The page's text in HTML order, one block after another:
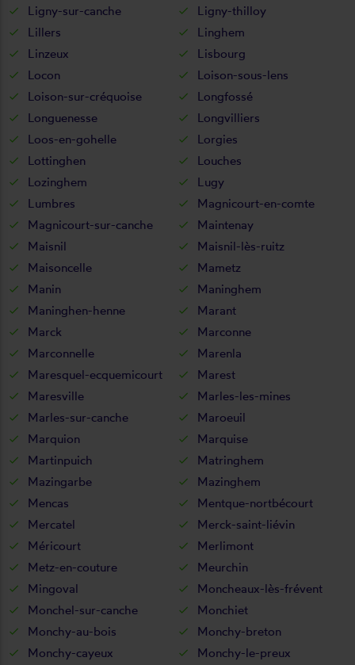
Ligny-sur-canche
Ligny-thilloy
Lillers
Linghem
Linzeux
Lisbourg
Locon
Loison-sous-lens
Loison-sur-créquoise
Longfossé
Longuenesse
Longvilliers
Loos-en-gohelle
Lorgies
Lottinghen
Louches
Lozinghem
Lugy
Lumbres
Magnicourt-en-comte
Magnicourt-sur-canche
Maintenay
Maisnil
Maisnil-lès-ruitz
Maisoncelle
Mametz
Manin
Maninghem
Maninghen-henne
Marant
Marck
Marconne
Marconnelle
Marenla
Maresquel-ecquemicourt
Marest
Maresville
Marles-les-mines
Marles-sur-canche
Maroeuil
Marquion
Marquise
Martinpuich
Matringhem
Mazingarbe
Mazinghem
Mencas
Mentque-nortbécourt
Mercatel
Merck-saint-liévin
Méricourt
Merlimont
Metz-en-couture
Meurchin
Mingoval
Moncheaux-lès-frévent
Monchel-sur-canche
Monchiet
Monchy-au-bois
Monchy-breton
Monchy-cayeux
Monchy-le-preux